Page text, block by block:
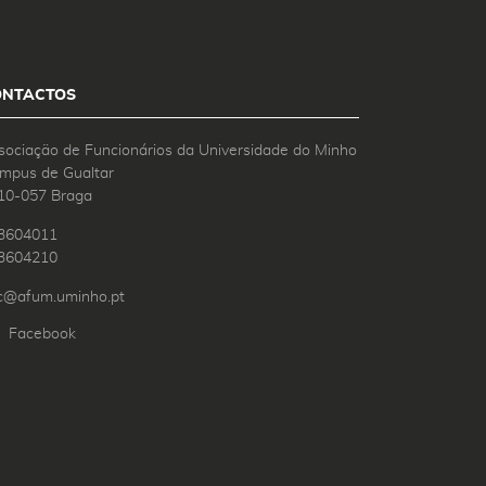
de Funcionários da Universidade do Minho
de Gualtar
057 Braga
Facebook